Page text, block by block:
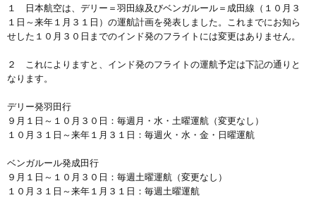
１ 日本航空は、デリー＝羽田線及びベンガルール＝成田線（１０月３
１日～来年１月３１日）の運航計画を発表しました。これまでにお知ら
せした１０月３０日までのインド発のフライトには変更はありません。
２ これによりますと、インド発のフライトの運航予定は下記の通りと
なります。
デリー発羽田行
９月１日～１０月３０日：毎週月・水・土曜運航（変更なし）
１０月３１日～来年１月３１日：毎週火・水・金・日曜運航
ベンガルール発成田行
９月１日～１０月３０日：毎週土曜運航（変更なし）
１０月３１日～来年１月３１日：毎週土曜運航